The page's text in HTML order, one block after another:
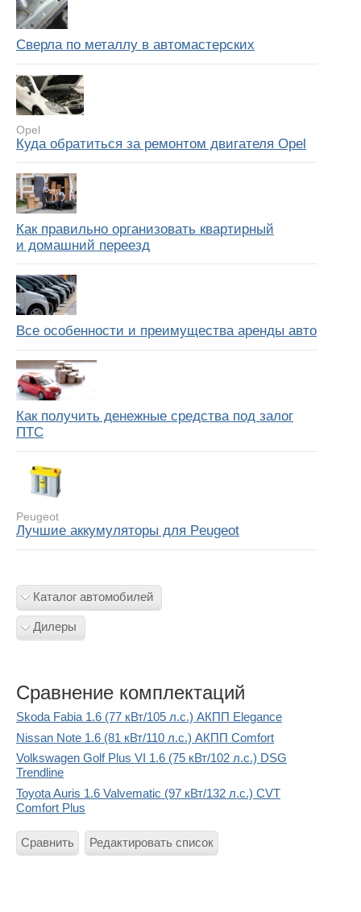
Сверла по металлу в автомастерских
Opel
Куда обратиться за ремонтом двигателя Opel
Как правильно организовать квартирный
и домашний переезд
Все особенности и преимущества аренды авто
Как получить денежные средства под залог
ПТС
Peugeot
Лучшие аккумуляторы для Peugeot
Каталог автомобилей
Дилеры
Сравнение комплектаций
Skoda Fabia 1.6 (77 кВт/105 л.с.) АКПП Elegance
Nissan Note 1.6 (81 кВт/110 л.с.) АКПП Comfort
Volkswagen Golf Plus VI 1.6 (75 кВт/102 л.с.) DSG
Trendline
Toyota Auris 1.6 Valvematic (97 кВт/132 л.с.) CVT
Comfort Plus
Сравнить Редактировать список